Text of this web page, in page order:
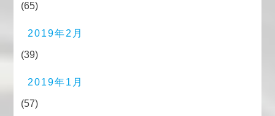
(65)
2019年2月
(39)
2019年1月
(57)